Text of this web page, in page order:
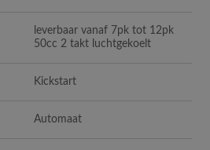
leverbaar vanaf 7pk tot 12pk
50cc 2 takt luchtgekoelt
Kickstart
Automaat